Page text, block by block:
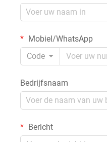
Mobiel/WhatsApp
Code
Bedrijfsnaam
Bericht